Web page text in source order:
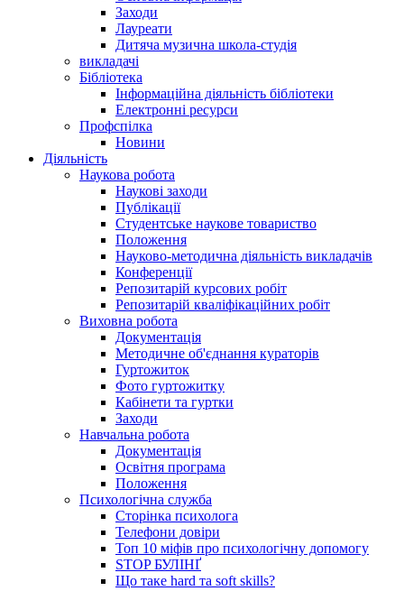
Заходи
Лауреати
Дитяча музична школа-студія
викладачі
Бібліотека
Інформаційна діяльність бібліотеки
Електронні ресурси
Профспілка
Новини
Діяльність
Наукова робота
Наукові заходи
Публікації
Студентське наукове товариство
Положення
Науково-методична діяльність викладачів
Конференції
Репозитарій курсових робіт
Репозитарій кваліфікаційних робіт
Виховна робота
Документація
Методичне об'єднання кураторів
Гуртожиток
Фото гуртожитку
Кабінети та гуртки
Заходи
Навчальна робота
Документація
Освітня програма
Положення
Психологічна служба
Сторінка психолога
Телефони довіри
Топ 10 міфів про психологічну допомогу
STOP БУЛІНҐ
Що таке hard та soft skills?